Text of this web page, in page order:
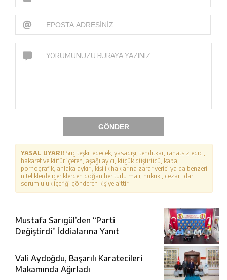
GÖNDER
YASAL UYARI! Suç teşkil edecek, yasadışı, tehditkar, rahatsız edici,
hakaret ve küfür içeren, aşağılayıcı, küçük düşürücü, kaba,
pornografik, ahlaka aykırı, kişilik haklarına zarar verici ya da benzeri
niteliklerde içeriklerden doğan her türlü mali, hukuki, cezai, idari
sorumluluk içeriği gönderen kişiye aittir.
Mustafa Sarıgül’den “Parti
Değiştirdi” İddialarına Yanıt
Vali Aydoğdu, Başarılı Karatecileri
Makamında Ağırladı